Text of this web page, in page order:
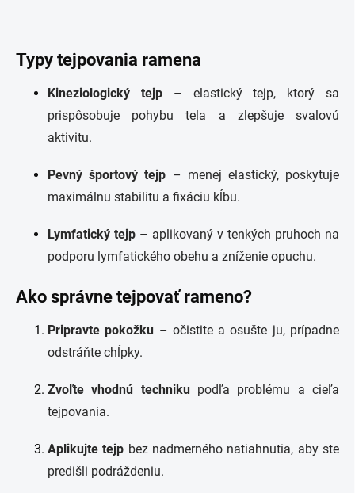
Typy tejpovania ramena
Kineziologický tejp– elastický tejp, ktorý sa
prispôsobuje pohybu tela a zlepšuje svalovú
aktivitu.
Pevný športový tejp – menej elastický, poskytuje
maximálnu stabilitu a fixáciu kĺbu.
Lymfatický tejp – aplikovaný v tenkých pruhoch na
podporu lymfatického obehu a zníženie opuchu.
Ako správne tejpovať rameno?
Pripravte pokožku – očistite a osušte ju, prípadne
odstráňte chĺpky.
Zvoľte vhodnú technikupodľa problému a cieľa
tejpovania.
Aplikujte tejp bez nadmerného natiahnutia, aby ste
predišli podráždeniu.